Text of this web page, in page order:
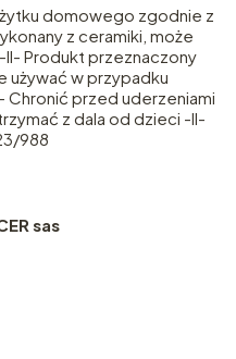
domowego zgodnie z
z ceramiki, może
Produkt przeznaczony
używać w przypadku
przed uderzeniami
z dala od dzieci -II-
988
sas